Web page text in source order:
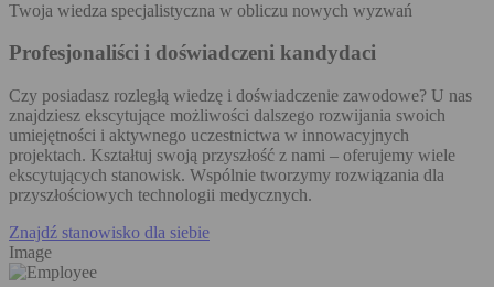
Twoja wiedza specjalistyczna w obliczu nowych wyzwań
Profesjonaliści i doświadczeni kandydaci
Czy posiadasz rozległą wiedzę i doświadczenie zawodowe? U nas
znajdziesz ekscytujące możliwości dalszego rozwijania swoich
umiejętności i aktywnego uczestnictwa w innowacyjnych
projektach. Kształtuj swoją przyszłość z nami – oferujemy wiele
ekscytujących stanowisk. Wspólnie tworzymy rozwiązania dla
przyszłościowych technologii medycznych.
Znajdź stanowisko dla siebie
Image